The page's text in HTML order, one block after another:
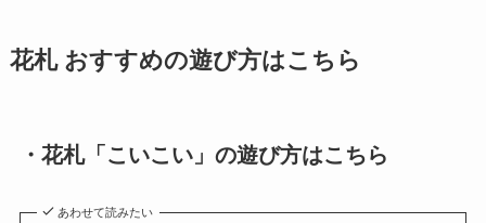
花札 おすすめの遊び方はこちら
・花札「こいこい」の遊び方はこちら
あわせて読みたい